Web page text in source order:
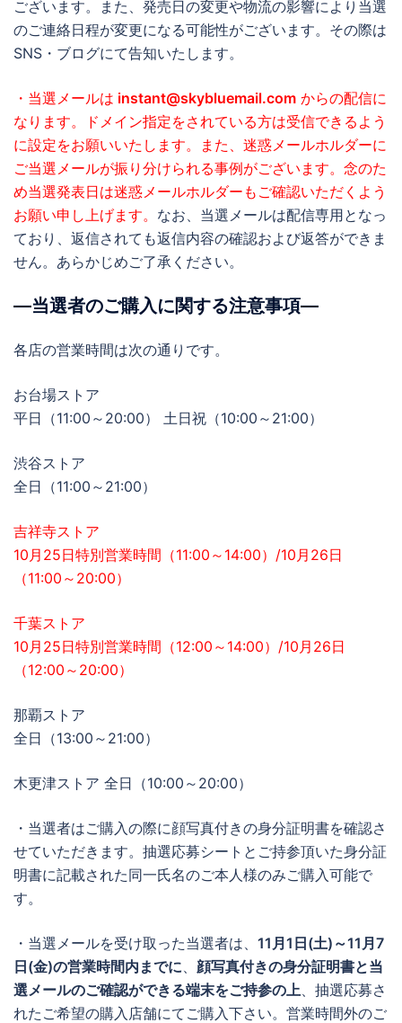
ございます。また、発売日の変更や物流の影響により当選
のご連絡日程が変更になる可能性がございます。その際は
SNS・ブログにて告知いたします。
・当選メールは instant@skybluemail.com からの配信に
なります。ドメイン指定をされている方は受信できるよう
に設定をお願いいたします。また、迷惑メールホルダーに
ご当選メールが振り分けられる事例がございます。念のた
め当選発表日は迷惑メールホルダーもご確認いただくよう
お願い申し上げます。 なお、当選メールは配信専用となっ
ており、返信されても返信内容の確認および返答ができま
せん。あらかじめご了承ください。
―当選者のご購入に関する注意事項―
各店の営業時間は次の通りです。
お台場ストア
平日（11:00～20:00） 土日祝（10:00～21:00）
渋谷ストア
全日（11:00～21:00）
吉祥寺ストア
10月25日特別営業時間（11:00～14:00）/10月26日
（11:00～20:00）
千葉ストア
10月25日特別営業時間（12:00～14:00）/10月26日
（12:00～20:00）
那覇ストア
全日（13:00～21:00）
木更津ストア 全日（10:00～20:00）
・当選者はご購入の際に顔写真付きの身分証明書を確認さ
せていただきます。抽選応募シートとご持参頂いた身分証
明書に記載された同一氏名のご本人様のみご購入可能で
す。
・当選メールを受け取った当選者は、 11月1日(土)～11月7
日(金)の営業時間内までに
顔写真付きの身分証明書と当
選メールのご確認ができる端末をご持参の上 、抽選応募さ
れたご希望の購入店舗にてご購入下さい。営業時間外のご